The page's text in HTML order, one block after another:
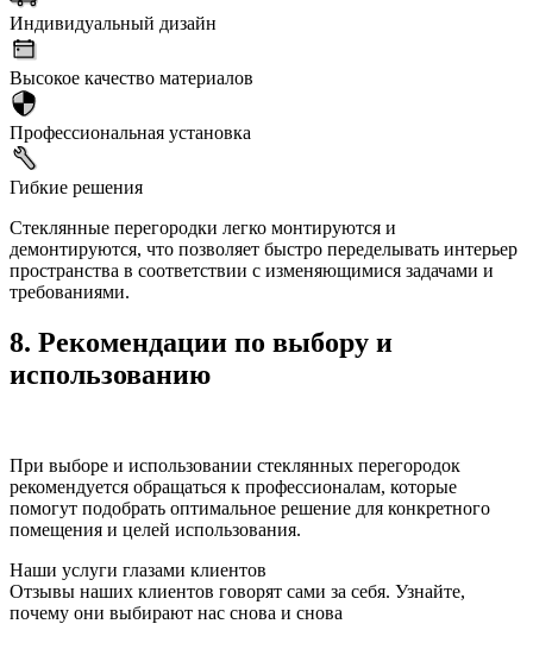
Индивидуальный дизайн
Высокое качество материалов
Профессиональная установка
Гибкие решения
Стеклянные перегородки легко монтируются и
демонтируются, что позволяет быстро переделывать интерьер
пространства в соответствии с изменяющимися задачами и
требованиями.
8. Рекомендации по выбору и
использованию
При выборе и использовании стеклянных перегородок
рекомендуется обращаться к профессионалам, которые
помогут подобрать оптимальное решение для конкретного
помещения и целей использования.
Наши услуги глазами клиентов
Отзывы наших клиентов говорят сами за себя. Узнайте,
почему они выбирают нас снова и снова